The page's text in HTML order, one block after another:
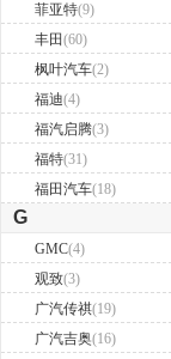
菲亚特(9)
丰田(60)
枫叶汽车(2)
福迪(4)
福汽启腾(3)
福特(31)
福田汽车(18)
G
GMC(4)
观致(3)
广汽传祺(19)
广汽吉奥(16)